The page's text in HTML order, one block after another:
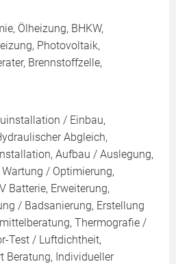
Ölheizung, BHKW,
Photovoltaik,
Brennstoffzelle,
/ Einbau,
Abgleich,
Aufbau / Auslegung,
/ Optimierung,
Batterie, Erweiterung,
/ Badsanierung, Erstellung
Thermografie /
Test / Luftdichtheit,
Beratung, Individueller